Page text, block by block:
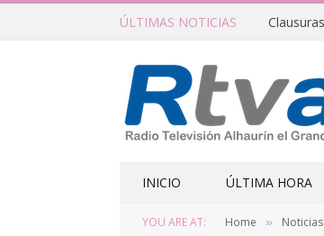
ÚLTIMAS NOTICIAS
INICIO ÚLTIMA HORA
YOU ARE AT: Home » Noticias